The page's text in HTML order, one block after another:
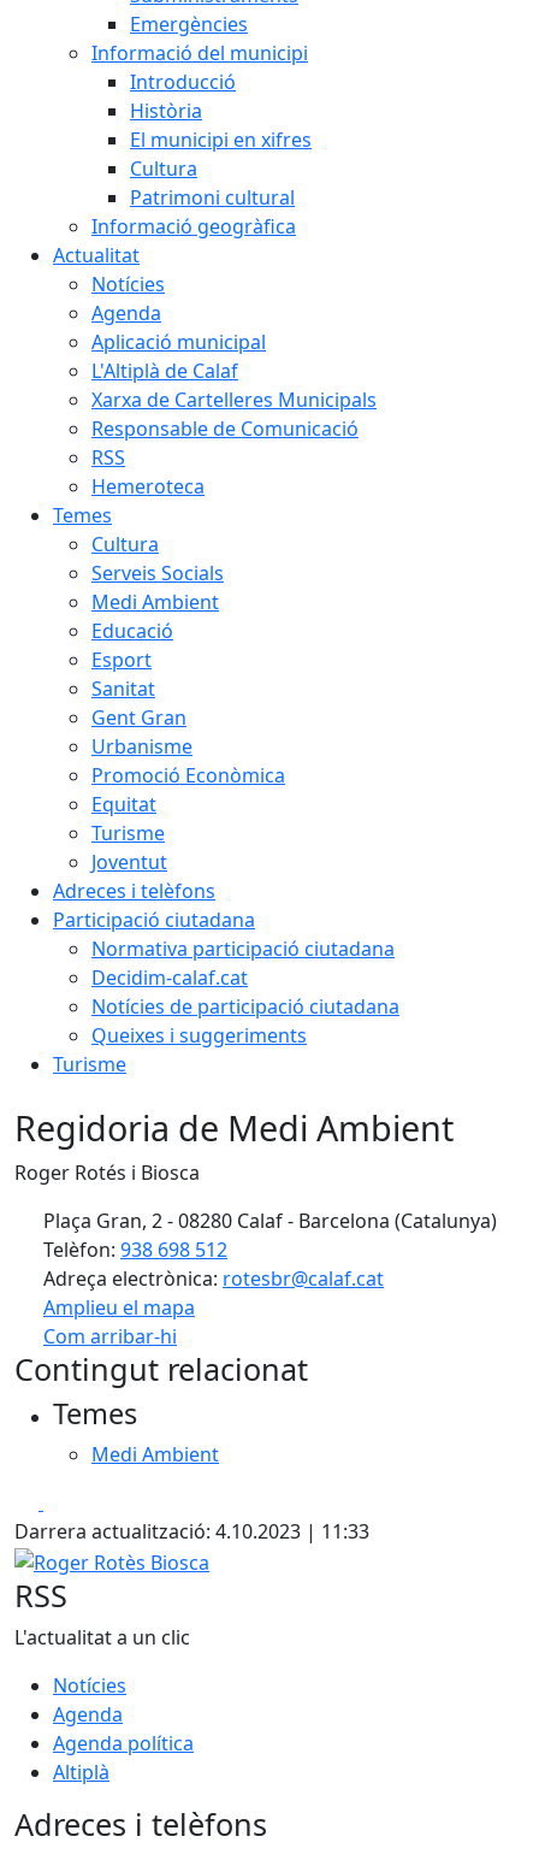
Emergències
Informació del municipi
Introducció
Història
El municipi en xifres
Cultura
Patrimoni cultural
Informació geogràfica
Actualitat
Notícies
Agenda
Aplicació municipal
L'Altiplà de Calaf
Xarxa de Cartelleres Municipals
Responsable de Comunicació
RSS
Hemeroteca
Temes
Cultura
Serveis Socials
Medi Ambient
Educació
Esport
Sanitat
Gent Gran
Urbanisme
Promoció Econòmica
Equitat
Turisme
Joventut
Adreces i telèfons
Participació ciutadana
Normativa participació ciutadana
Decidim-calaf.cat
Notícies de participació ciutadana
Queixes i suggeriments
Turisme
Regidoria de Medi Ambient
Roger Rotés i Biosca
Plaça Gran, 2 - 08280 Calaf - Barcelona (Catalunya)
Telèfon: 938 698 512
Adreça electrònica: rotesbr@calaf.cat
Amplieu el mapa
Com arribar-hi
+
Contingut relacionat
Temes
Medi Ambient
Darrera actualització: 4.10.2023 | 11:33
Roger Rotès Biosca
RSS
L'actualitat a un clic
Notícies
Agenda
Agenda política
Altiplà
Adreces i telèfons